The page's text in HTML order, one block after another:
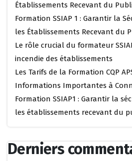
Établissements Recevant du
Formation SSIAP 1 : Garantir la
les Établissements Recevant du
Le rôle crucial du formateur
incendie des établissements
Les Tarifs de la Formation CQP
Informations Importantes à
Formation SSIAP1 : Garantir la
les établissements recevant du
Derniers